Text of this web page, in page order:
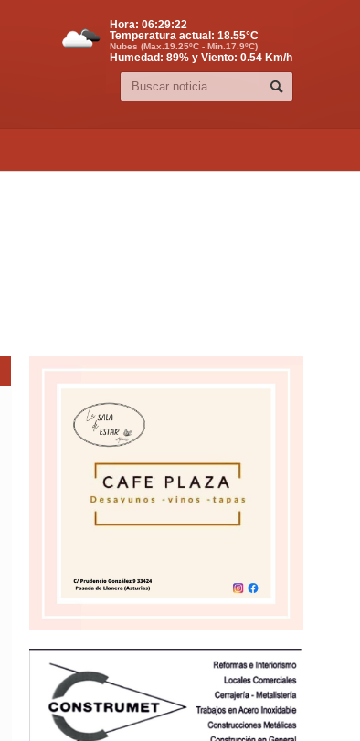
Hora: 06:29:23
Temperatura actual: 18.55°C
Nubes (Max.19.25ºC - Min.17.9ºC)
Humedad: 89% y Viento: 0.54 Km/h